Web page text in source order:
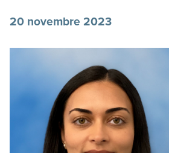
20 novembre 2023